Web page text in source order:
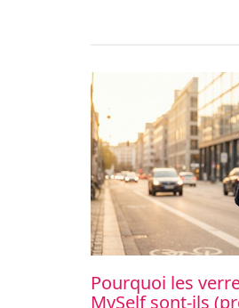
Pourquoi les
MySelf sont-ils